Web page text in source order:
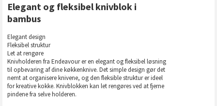
Elegant og fleksibel knivblok i
bambus
Elegant design
Fleksibel struktur
Let at rengøre
Knivholderen fra Endeavour er en elegant og fleksibel løsning
til opbevaring af dine køkkenknive. Det simple design gør det
nemt at organisere knivene, og den fleksible struktur er ideel
for kreative kokke. Knivblokken kan let rengøres ved at fjerne
pindene fra selve holderen.